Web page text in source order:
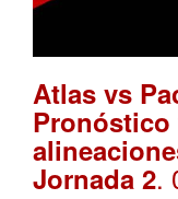
Atlas vs
Jornada 2.